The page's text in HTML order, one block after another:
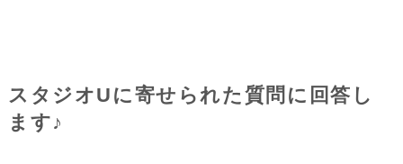
スタジオUに寄せられた質問に回答し
ます♪